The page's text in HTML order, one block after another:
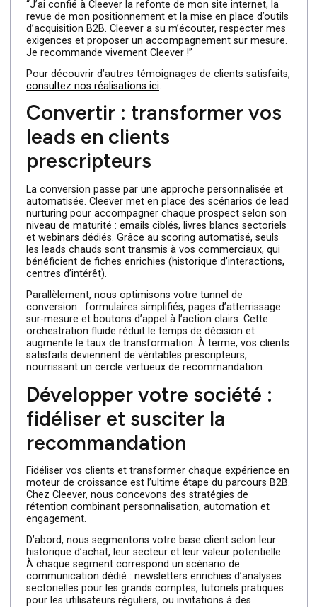
Attirer les bonnes audiences passe par une stratégie
d’acquisition sur-mesure. Cleever,agence marketing
Paris, combine SEO pointu, campagnes SEA optimisées
et contenus engageants pour générer un flux continu de
forte valeur, créons des articles de blog sectoriels et
concevons des publicités ciblées sur LinkedIn, Google
Ads ou Facebook et Instagram Ads.
revue de mon positionnement et la mise en place
d’acquisition B2B. Cleever a su m’écouter, respecter mes
exigences et proposer un accompagnement sur
Je recommande vivement Cleever !”
Pour découvrir d’autres témoignages de clients
consultez nos réalisations ici.
Convertir : transformer vos
leads en clients
prescripteurs
La conversion passe par une approche personnalisée et
automatisée. Cleever met en place des scénarios de
niveau de maturité : emails ciblés, livres blancs
et webinars dédiés. Grâce au scoring automatisé, seuls
les leads chauds sont transmis à vos commerciaux, qui
bénéficient de fiches enrichies (historique d’interactions,
centres d’intérêt).
Parallèlement, nous optimisons votre tunnel de
conversion : formulaires simplifiés, pages d’atterrissage
sur-mesure et boutons d’appel à l’action clairs. Cette
orchestration fluide réduit le temps de décision et
augmente le taux de transformation. À terme, vos
satisfaits deviennent de véritables prescripteurs,
nourrissant un cercle vertueux de recommandation.
Développer votre société :